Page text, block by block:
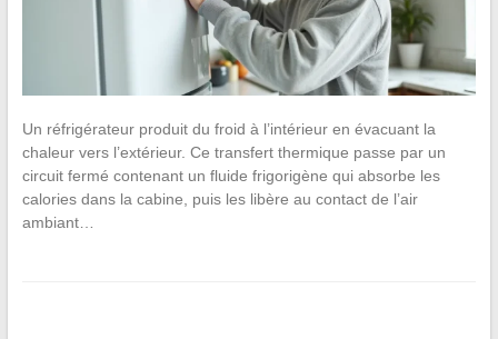
Un réfrigérateur produit du froid à l’intérieur en évacuant la
chaleur vers l’extérieur. Ce transfert thermique passe par un
circuit fermé contenant un fluide frigorigène qui absorbe les
calories dans la cabine, puis les libère au contact de l’air
ambiant…